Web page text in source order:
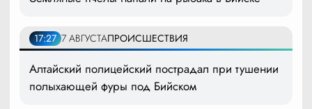
17:27 7 АВГУСТАПРОИСШЕСТВИЯ
Алтайский полицейский пострадал при тушении
полыхающей фуры под Бийском